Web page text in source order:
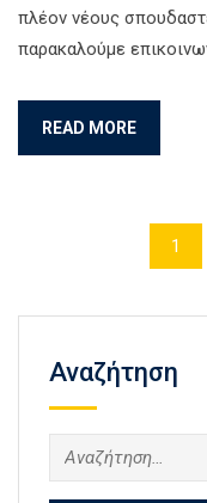
πλέον νέους
παρακαλούμε
READ MORE
1
Αναζήτηση
Αναζήτηση
για: